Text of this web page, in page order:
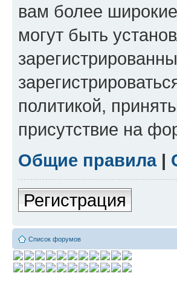
вам более
могут быть
политикой,
присутствие на
Общие правила|
Регистрация
Список форумов